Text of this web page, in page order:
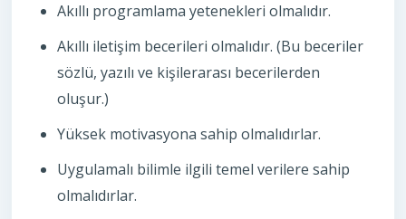
Akıllı programlama yetenekleri olmalıdır.
Akıllı iletişim becerileri olmalıdır. (Bu beceriler
sözlü, yazılı ve kişilerarası becerilerden
oluşur.)
Yüksek motivasyona sahip olmalıdırlar.
Uygulamalı bilimle ilgili temel verilere sahip
olmalıdırlar.